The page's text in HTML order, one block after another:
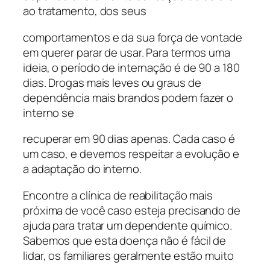
ao tratamento, dos seus
comportamentos e da sua força de vontade
em querer parar de usar. Para termos uma
ideia, o período de internação é de 90 a 180
dias. Drogas mais leves ou graus de
dependência mais brandos podem fazer o
interno se
recuperar em 90 dias apenas. Cada caso é
um caso, e devemos respeitar a evolução e
a adaptação do interno.
Encontre a clínica de reabilitação mais
próxima de você caso esteja precisando de
ajuda para tratar um dependente químico.
Sabemos que esta doença não é fácil de
lidar, os familiares geralmente estão muito